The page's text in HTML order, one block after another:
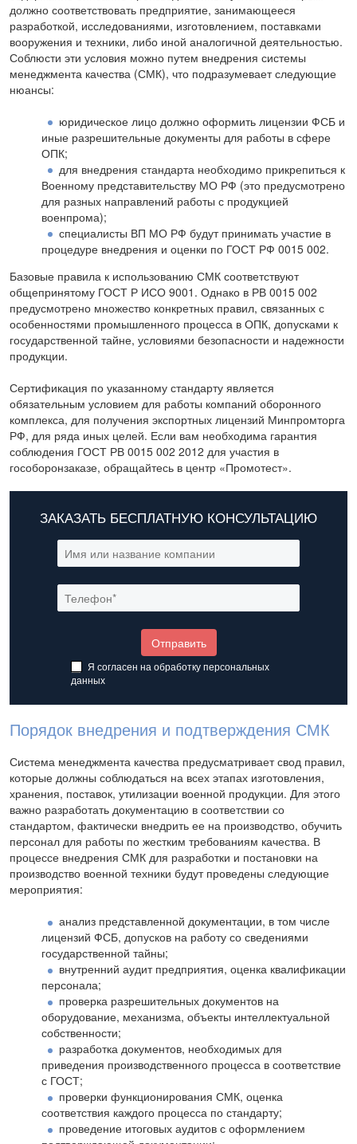
должно соответствовать предприятие, занимающееся
разработкой, исследованиями, изготовлением, поставками
вооружения и техники, либо иной аналогичной деятельностью.
Соблюсти эти условия можно путем внедрения системы
менеджмента качества (СМК), что подразумевает следующие
нюансы:
юридическое лицо должно оформить лицензии ФСБ и
иные разрешительные документы для работы в сфере
ОПК;
для внедрения стандарта необходимо прикрепиться к
Военному представительству МО РФ (это предусмотрено
для разных направлений работы с продукцией
военпрома);
специалисты ВП МО РФ будут принимать участие в
процедуре внедрения и оценки по ГОСТ РФ 0015 002.
Базовые правила к использованию СМК соответствуют
общепринятому ГОСТ Р ИСО 9001. Однако в РВ 0015 002
предусмотрено множество конкретных правил, связанных с
особенностями промышленного процесса в ОПК, допусками к
государственной тайне, условиями безопасности и надежности
продукции.
Сертификация по указанному стандарту является
обязательным условием для работы компаний оборонного
комплекса, для получения экспортных лицензий Минпромторга
РФ, для ряда иных целей. Если вам необходима гарантия
соблюдения ГОСТ РВ 0015 002 2012 для участия в
гособоронзаказе, обращайтесь в центр «Промотест».
ЗАКАЗАТЬ БЕСПЛАТНУЮ КОНСУЛЬТАЦИЮ
Я согласен на обработкуперсональных
данных
Порядок внедрения и подтверждения СМК
Система менеджмента качества предусматривает свод правил,
которые должны соблюдаться на всех этапах изготовления,
хранения, поставок, утилизации военной продукции. Для этого
важно разработать документацию в соответствии со
стандартом, фактически внедрить ее на производство, обучить
персонал для работы по жестким требованиям качества. В
процессе внедрения СМК для разработки и постановки на
производство военной техники будут проведены следующие
мероприятия:
анализ представленной документации, в том числе
лицензий ФСБ, допусков на работу со сведениями
государственной тайны;
внутренний аудит предприятия, оценка квалификации
персонала;
проверка разрешительных документов на
оборудование, механизма, объекты интеллектуальной
собственности;
разработка документов, необходимых для
приведения производственного процесса в соответствие
с ГОСТ;
проверки функционирования СМК, оценка
соответствия каждого процесса по стандарту;
проведение итоговых аудитов с оформлением